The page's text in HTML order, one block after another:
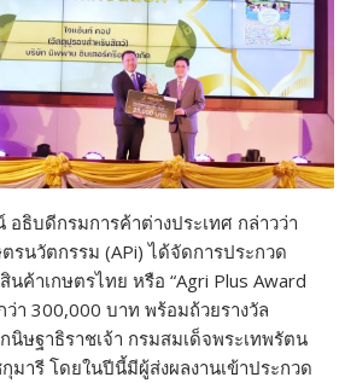
ธิบดีกรมการค้าต่างประเทศ กล่าวว่า
รนวัตกรรม (APi) ได้จัดการประกวด
ค้าเกษตรไทย หรือ “Agri Plus Award
ว่า 300,000 บาท พร้อมถ้วยรางวัล
นิษฐาธิราชเจ้า กรมสมเด็จพระเทพรัตน
มารี โดยในปีนี้มีผู้ส่งผลงานเข้าประกวด